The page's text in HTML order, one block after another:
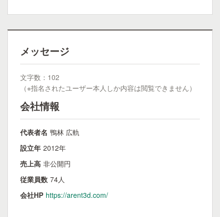
メッセージ
文字数：102
（※指名されたユーザー本人しか内容は閲覧できません）
会社情報
代表者名 鴨林 広軌
設立年 2012年
売上高 非公開円
従業員数 74人
会社HP https://arent3d.com/